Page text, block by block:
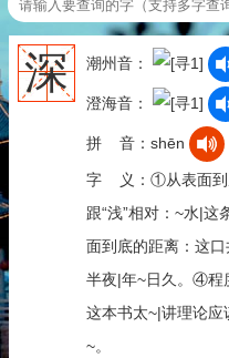
深 潮州音：
澄海音：
拼 音：shēn
字 义：①从表面到
跟“浅”相对：~水|
面到底的距离：这
半夜|年~日久。④程
这本书太~|讲理论
~。